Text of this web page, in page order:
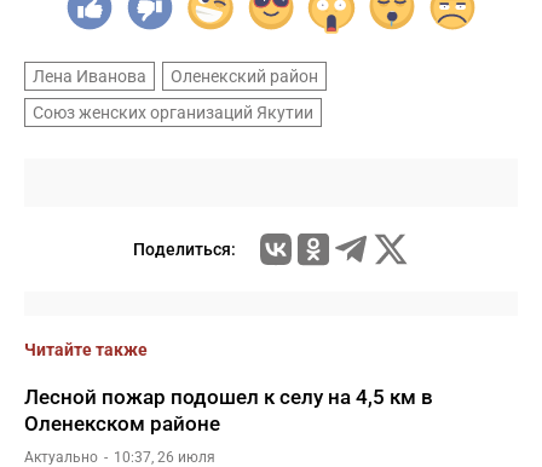
Лена Иванова
Оленекский район
Союз женских организаций Якутии
Поделиться:
Читайте также
Лесной пожар подошел к селу на 4,5 км в
Оленекском районе
Актуально 10:37, 26 июля